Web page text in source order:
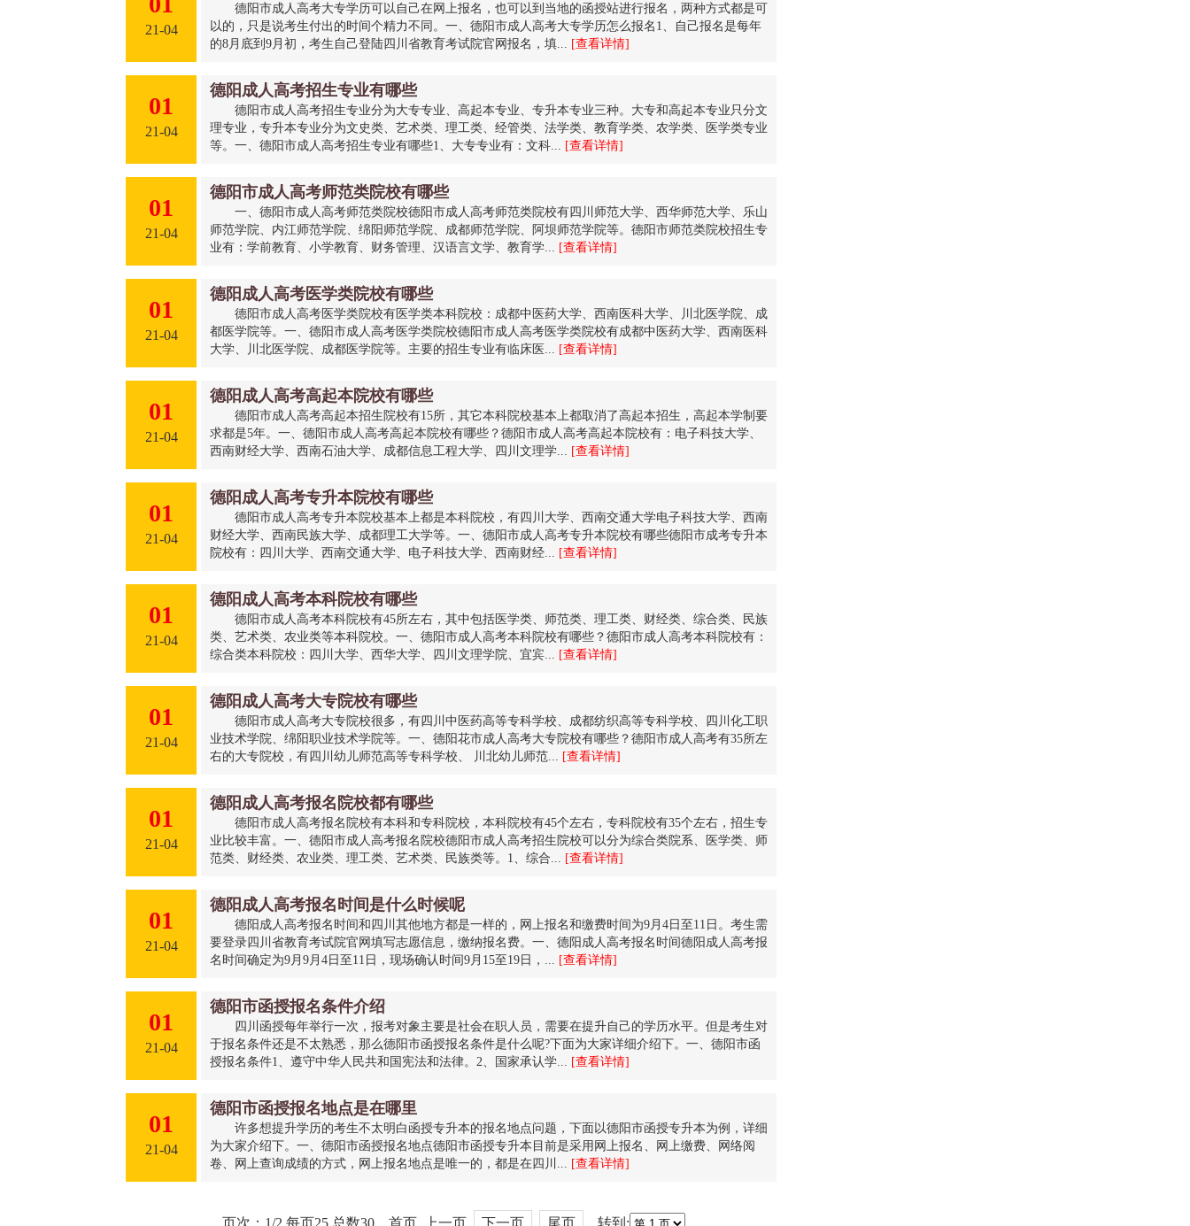
21-04
德阳市成人高考大专学历可以自己在网上报名，也可以到当地的函授站进行报名，两种方式都是可
以的，只是说考生付出的时间个精力不同。一、德阳市成人高考大专学历怎么报名1、自己报名是每年
的8月底到9月初，考生自己登陆四川省教育考试院官网报名，填... [查看详情]
01
21-04
德阳成人高考招生专业有哪些
德阳市成人高考招生专业分为大专专业、高起本专业、专升本专业三种。大专和高起本专业只分文
理专业，专升本专业分为文史类、艺术类、理工类、经管类、法学类、教育学类、农学类、医学类专业
等。一、德阳市成人高考招生专业有哪些1、大专专业有：文科... [查看详情]
01
21-04
德阳市成人高考师范类院校有哪些
一、德阳市成人高考师范类院校德阳市成人高考师范类院校有四川师范大学、西华师范大学、乐山
师范学院、内江师范学院、绵阳师范学院、成都师范学院、阿坝师范学院等。德阳市师范类院校招生专
业有：学前教育、小学教育、财务管理、汉语言文学、教育学... [查看详情]
01
21-04
德阳成人高考医学类院校有哪些
德阳市成人高考医学类院校有医学类本科院校：成都中医药大学、西南医科大学、川北医学院、成
都医学院等。一、德阳市成人高考医学类院校德阳市成人高考医学类院校有成都中医药大学、西南医科
大学、川北医学院、成都医学院等。主要的招生专业有临床医... [查看详情]
01
21-04
德阳成人高考高起本院校有哪些
德阳市成人高考高起本招生院校有15所，其它本科院校基本上都取消了高起本招生，高起本学制要
求都是5年。一、德阳市成人高考高起本院校有哪些？德阳市成人高考高起本院校有：电子科技大学、
西南财经大学、西南石油大学、成都信息工程大学、四川文理学... [查看详情]
01
21-04
德阳成人高考专升本院校有哪些
德阳市成人高考专升本院校基本上都是本科院校，有四川大学、西南交通大学电子科技大学、西南
财经大学、西南民族大学、成都理工大学等。一、德阳市成人高考专升本院校有哪些德阳市成考专升本
院校有：四川大学、西南交通大学、电子科技大学、西南财经... [查看详情]
01
21-04
德阳成人高考本科院校有哪些
德阳市成人高考本科院校有45所左右，其中包括医学类、师范类、理工类、财经类、综合类、民族
类、艺术类、农业类等本科院校。一、德阳市成人高考本科院校有哪些？德阳市成人高考本科院校有：
综合类本科院校：四川大学、西华大学、四川文理学院、宜宾... [查看详情]
01
21-04
德阳成人高考大专院校有哪些
德阳市成人高考大专院校很多，有四川中医药高等专科学校、成都纺织高等专科学校、四川化工职
业技术学院、绵阳职业技术学院等。一、德阳花市成人高考大专院校有哪些？德阳市成人高考有35所左
右的大专院校，有四川幼儿师范高等专科学校、 川北幼儿师范... [查看详情]
01
21-04
德阳成人高考报名院校都有哪些
德阳市成人高考报名院校有本科和专科院校，本科院校有45个左右，专科院校有35个左右，招生专
业比较丰富。一、德阳市成人高考报名院校德阳市成人高考招生院校可以分为综合类院系、医学类、师
范类、财经类、农业类、理工类、艺术类、民族类等。1、综合... [查看详情]
01
21-04
德阳成人高考报名时间是什么时候呢
德阳成人高考报名时间和四川其他地方都是一样的，网上报名和缴费时间为9月4日至11日。考生需
要登录四川省教育考试院官网填写志愿信息，缴纳报名费。一、德阳成人高考报名时间德阳成人高考报
名时间确定为9月9月4日至11日，现场确认时间9月15至19日，... [查看详情]
01
21-04
德阳市函授报名条件介绍
四川函授每年举行一次，报考对象主要是社会在职人员，需要在提升自己的学历水平。但是考生对
于报名条件还是不太熟悉，那么德阳市函授报名条件是什么呢?下面为大家详细介绍下。一、德阳市函
授报名条件1、遵守中华人民共和国宪法和法律。2、国家承认学... [查看详情]
01
21-04
德阳市函授报名地点是在哪里
许多想提升学历的考生不太明白函授专升本的报名地点问题，下面以德阳市函授专升本为例，详细
为大家介绍下。一、德阳市函授报名地点德阳市函授专升本目前是采用网上报名、网上缴费、网络阅
卷、网上查询成绩的方式，网上报名地点是唯一的，都是在四川... [查看详情]
页次：1/2 每页25 总数30 首页 上一页 下一页 尾页 转到: